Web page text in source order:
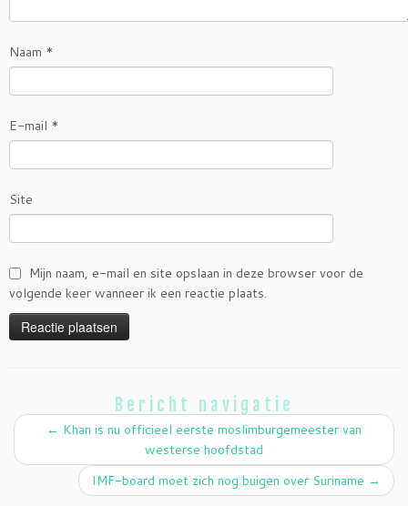
Naam *
E-mail *
Site
Mijn naam, e-mail en site opslaan in deze browser voor de
volgende keer wanneer ik een reactie plaats.
Bericht navigatie
← Khan is nu officieel eerste moslimburgemeester van
westerse hoofdstad
IMF-board moet zich nog buigen over Suriname →